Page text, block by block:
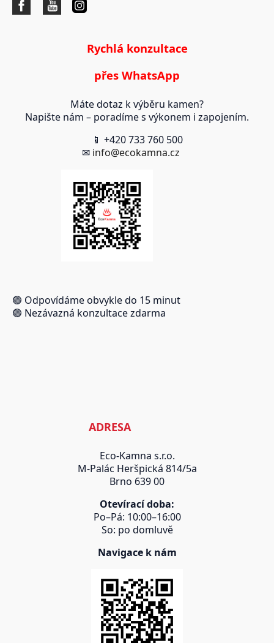
Rychlá konzultace
přes WhatsApp
Máte dotaz k výběru kamen?
Napište nám – poradíme s výkonem i zapojením.
📱 +420 733 760 500
✉ info@ecokamna.cz
🟢 Odpovídáme obvykle do 15 minut
🟢 Nezávazná konzultace zdarma
ADRESA
Eco-Kamna s.r.o.
M-Palác Heršpická 814/5a
Brno 639 00
Otevírací doba:
Po–Pá: 10:00–16:00
So: po domluvě
Navigace k nám